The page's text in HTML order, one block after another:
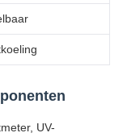
UV-